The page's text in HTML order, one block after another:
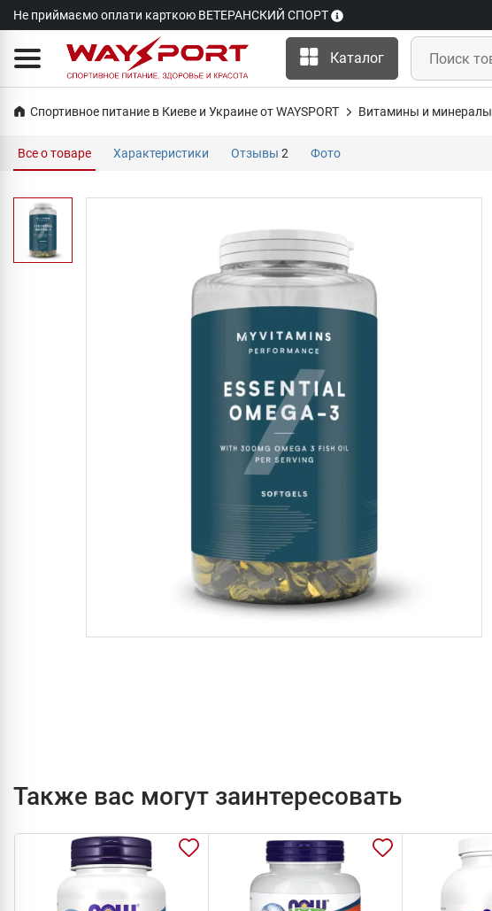
Не приймаємо оплати карткою ВЕТЕРАНСКИЙ СПОРТ
Каталог
Спортивное питание в Киеве и Украине от WAYSPORT Витамины и минералы
Все о товаре Характеристики Отзывы 2 Фото
Также вас могут заинтересовать